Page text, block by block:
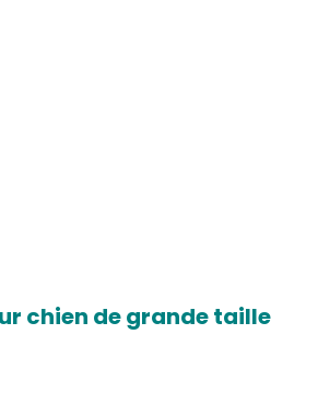
chien de grande taille